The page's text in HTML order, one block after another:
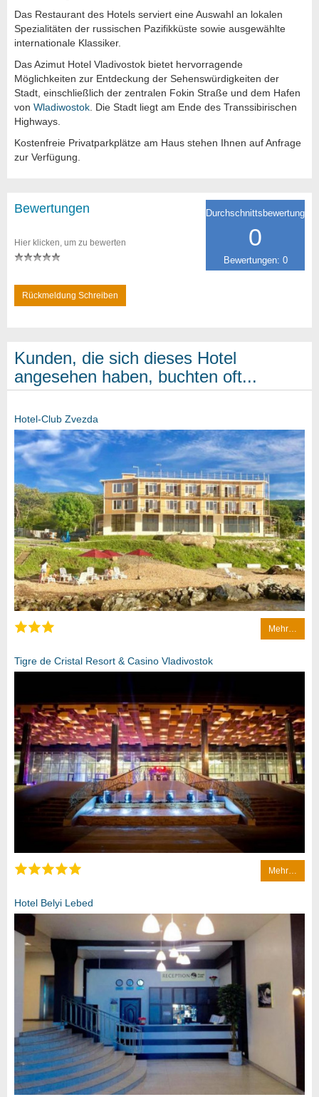
Das Restaurant des Hotels serviert eine Auswahl an lokalen
Spezialitäten der russischen Pazifikküste sowie ausgewählte
internationale Klassiker.
Das Azimut Hotel Vladivostok bietet hervorragende
Möglichkeiten zur Entdeckung der Sehenswürdigkeiten der
Stadt, einschließlich der zentralen Fokin Straße und dem Hafen
von Wladiwostok. Die Stadt liegt am Ende des Transsibirischen
Highways.
Kostenfreie Privatparkplätze am Haus stehen Ihnen auf Anfrage
zur Verfügung.
Durchschnittsbewertung
0
Bewertungen: 0
Bewertungen
Hier klicken, um zu bewerten
Rückmeldung Schreiben
Kunden, die sich dieses Hotel
angesehen haben, buchten oft...
Hotel-Club Zvezda
Mehr…
Tigre de Cristal Resort & Casino Vladivostok
Mehr…
Hotel Belyi Lebed